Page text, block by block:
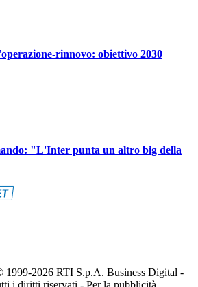
rinnovo: obiettivo 2030
"L'Inter punta un altro big della
1999-2026 RTI S.p.A. Business Digital -
i diritti riservati - Per la pubblicità